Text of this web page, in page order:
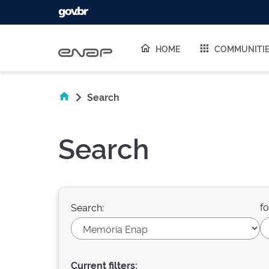
HOME
Search
Search
Search:
Current filters: